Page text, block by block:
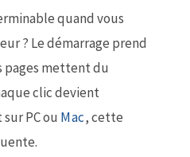
quand vous
? Le démarrage prend
pages mettent du
clic devient
PC ou Mac, cette